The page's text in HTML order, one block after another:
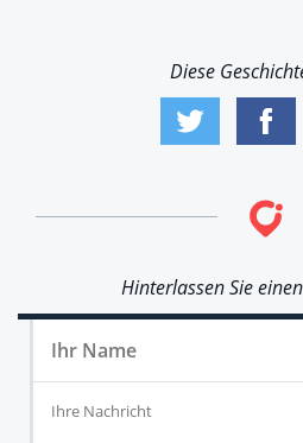
Diese
Hinterlassen Sie